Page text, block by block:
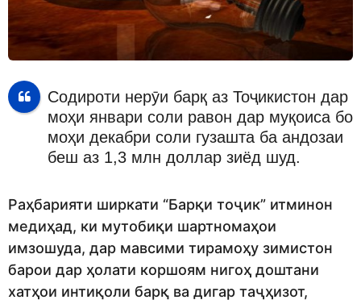
Содироти нерӯи барқ аз Тоҷикистон дар
моҳи январи соли равон дар муқоиса бо
моҳи декабри соли гузашта ба андозаи
беш аз 1,3 млн доллар зиёд шуд.
Раҳбарияти ширкати “Барқи тоҷик” итминон
медиҳад, ки мутобиқи шартномаҳои
имзошуда, дар мавсими тирамоҳу зимистон
барои дар ҳолати коршоям нигоҳ доштани
хатҳои интиқоли барқ ва дигар таҷҳизот,